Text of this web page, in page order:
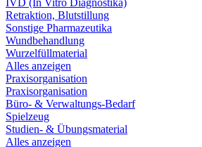
IVD (In Vitro Diagnostika)
Retraktion, Blutstillung
Sonstige Pharmazeutika
Wundbehandlung
Wurzelfüllmaterial
Alles anzeigen
Praxisorganisation
Praxisorganisation
Büro- & Verwaltungs-Bedarf
Spielzeug
Studien- & Übungsmaterial
Alles anzeigen